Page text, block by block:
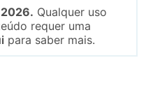
Qualquer uso
requer uma
para saber mais.